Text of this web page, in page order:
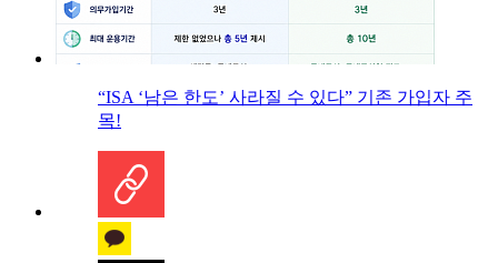
“ISA ‘남은 한도’ 사라질 수 있다” 기존 가입자 주
목!